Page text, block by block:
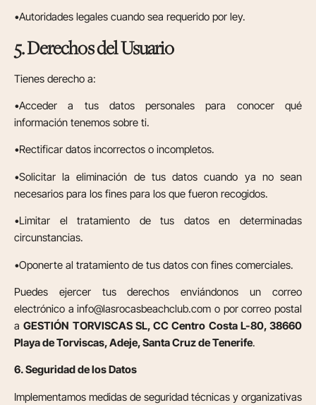
•Autoridades legales cuando sea requerido por ley.
5. Derechos del Usuario
Tienes derecho a:
•Acceder a tus datos personales para conocer qué
información tenemos sobre ti.
•Rectificar datos incorrectos o incompletos.
•Solicitar la eliminación de tus datos cuando ya no sean
necesarios para los fines para los que fueron recogidos.
•Limitar el tratamiento de tus datos en determinadas
circunstancias.
•Oponerte al tratamiento de tus datos con fines comerciales.
Puedes ejercer tus derechos enviándonos un correo
electrónico a info@lasrocasbeachclub.com o por correo postal
aGESTIÓN TORVISCAS SL, CC Centro Costa L-80, 38660
Playa de Torviscas, Adeje, Santa Cruz de Tenerife.
6. Seguridad de los Datos
Implementamos medidas de seguridad técnicas y organizativas